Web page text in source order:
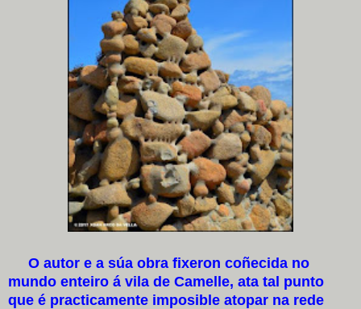
O autor e a súa obra fixeron coñecida no
mundo enteiro á vila de Camelle, ata tal punto
que é practicamente imposible atopar na rede